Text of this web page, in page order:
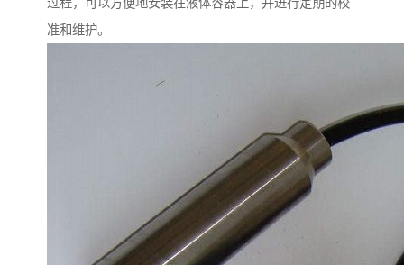
过程，可以方便地安装在液体容器上，并进行定期的校
准和维护。